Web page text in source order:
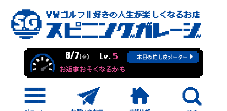
8/7(金) Lv. 5 本日の忙し度メーター
お返事おそくなるかも